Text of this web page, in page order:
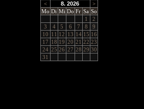
< 8. 2026
>
Mo Di Mi Do Fr Sa So
1
2
3
4 5 6 7 8
9
10 11 12 13 14 15 16
17 18 19 20 21 22 23
24 25 26 27 28 29 30
31